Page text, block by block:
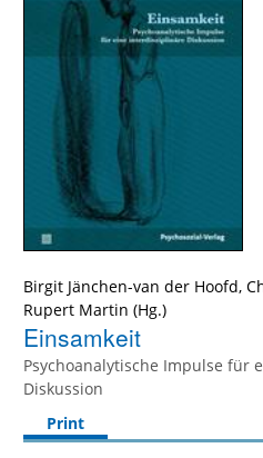
Birgit Jänchen-van der Hoofd,
Rupert Martin
Einsamkeit
Psychoanalytische Impulse für
Diskussion
Print